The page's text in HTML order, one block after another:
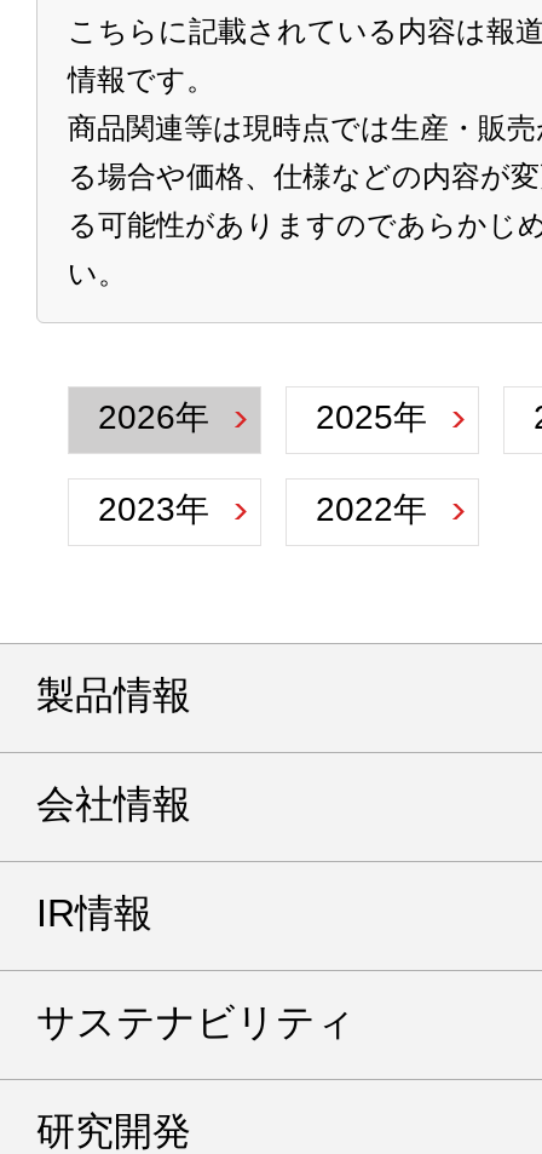
こちらに記載されている内容は報
情報です。
商品関連等は現時点では生産・販
る場合や価格、仕様などの内容が
る可能性がありますのであらかじ
い。
2026年 2025年
2023年 2022年
製品情報
会社情報
IR情報
サステナビリティ
研究開発